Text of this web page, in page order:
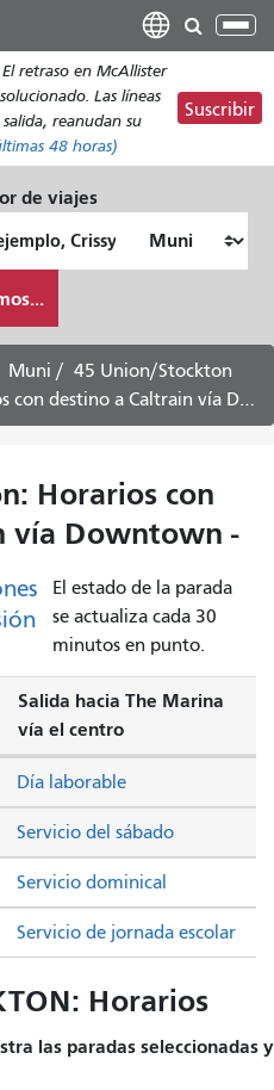
contenido
principal
retraso en McAllister
Las líneas
reanudan su
48 horas)
Suscribir
de viajes
quiero
viajar
Muni
45 Union/Stockton
a Caltrain vía Downtown -
Horarios con
vía Downtown -
El estado de la parada
se actualiza cada 30
minutos en punto.
Salida hacia The Marina
vía el centro
Servicio del sábado
Servicio dominical
Día laborable
Servicio de jornada escolar
Horarios
las paradas seleccionadas